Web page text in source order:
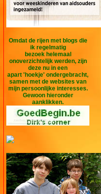
Omdat de rijen met blogs die
ik regelmatig
bezoek helemaal
onoverzichtelijk werden, zijn
deze nu in een
apart 'hoekje' ondergebracht,
samen met de websites van
mijn persoonlijke interesses.
Gewoon hieronder
aanklikken.